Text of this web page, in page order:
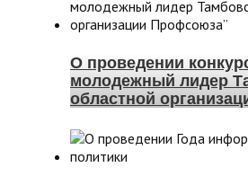
О проведении
молодежный лидер
областной